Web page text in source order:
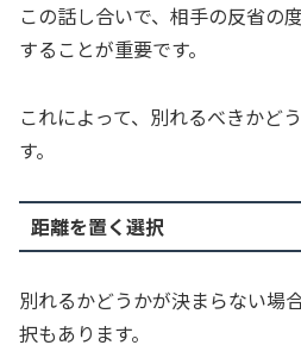
この話し合いで、相手の反省の
することが重要です。
これによって、別れるべきかど
す。
距離を置く選択
別れるかどうかが決まらない場
択もあります。